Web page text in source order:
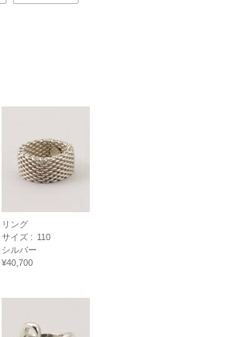
リング
サイズ : 110
シルバー
¥40,700